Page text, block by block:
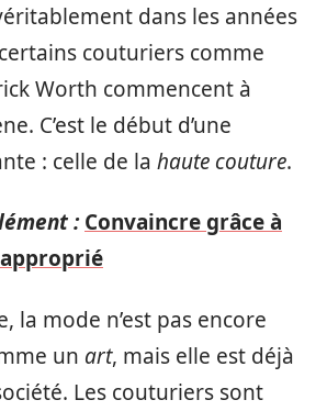
dans les années
couturiers comme
Worth commencent à
C’est le début d’une
: celle de la haute couture.
: Convaincre grâce à
la mode n’est pas encore
un art, mais elle est déjà
Les couturiers sont